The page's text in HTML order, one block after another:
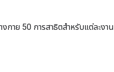
าย 50 การสาธิตสำหรับแต่ละงาน